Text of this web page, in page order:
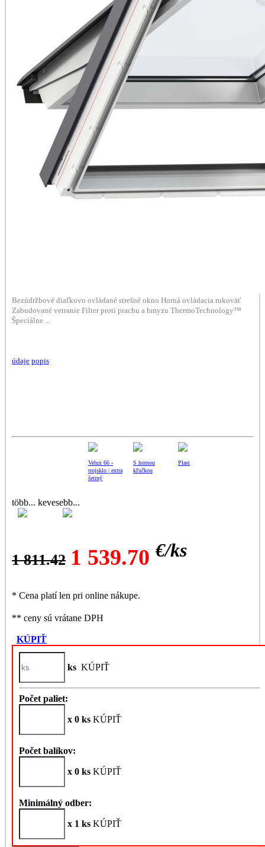
Bezúdržbové diaľkovo ovládané strešné okno Horná ovládacia rukoväť
Zabudované vetranie Filter proti prachu a hmyzu ThermoTechnology™
Špeciálne ...
údaje popis
több... kevesebb...
Velux 66 -
trojsklo | extra
šetrný
S hornou
kľučkou
Plast
1 811.42 1 539.70 €/ks
* Cena platí len pri online nákupe.
** ceny sú vrátane DPH
KÚPIŤ
ks KÚPIŤ
Počet paliet:
x 0 ks KÚPIŤ
Počet balíkov:
x 0 ks KÚPIŤ
Minimálný odber:
x 1 ks KÚPIŤ